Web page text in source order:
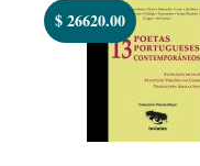
$26620.00